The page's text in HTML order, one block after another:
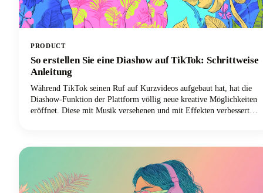
PRODUCT
So erstellen Sie eine Diashow auf TikTok: Schrittweise
Anleitung
Während TikTok seinen Ruf auf Kurzvideos aufgebaut hat, hat die
Diashow-Funktion der Plattform völlig neue kreative Möglichkeiten
eröffnet. Diese mit Musik versehenen und mit Effekten verbesserten
Fotos und ein paar Minuten, um sie zum Leben zu erwecken.